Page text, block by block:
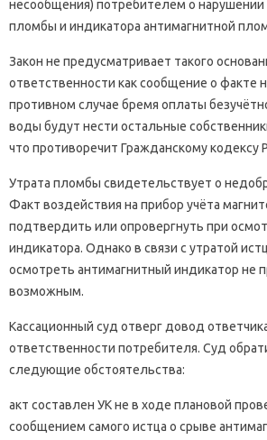
несообщения) потребителем о
пломбы и индикатора антимагнитной
Закон не предусматривает такого
ответственности как сообщение о факте
противном случае бремя оплаты
воды будут нести остальные
что противоречит Гражданскому кодексу
Утрата пломбы свидетельствует о
Факт воздействия на прибор учёта
подтвердить или опровергнуть при
индикатора. Однако в связи с утратой
осмотреть антимагнитный индикатор не
возможным.
Кассационный суд отверг довод
ответственности потребителя. Суд
следующие обстоятельства:
акт составлен УК не в ходе плановой
сообщением самого истца о срыве